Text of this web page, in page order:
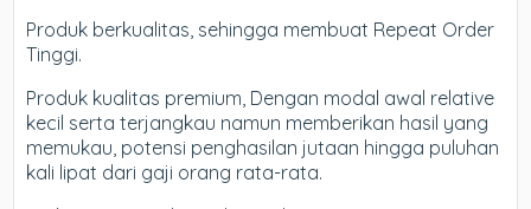
Produk berkualitas, sehingga membuat Repeat Order
Tinggi.
Produk kualitas premium, Dengan modal awal relative
kecil serta terjangkau namun memberikan hasil yang
memukau, potensi penghasilan jutaan hingga puluhan
kali lipat dari gaji orang rata-rata.